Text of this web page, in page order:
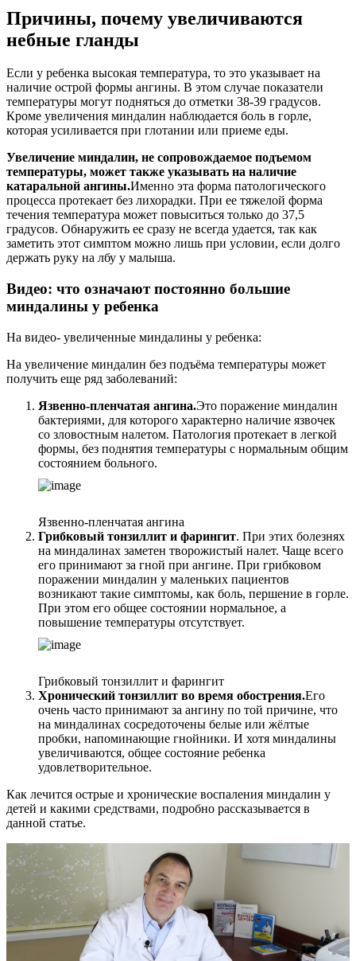
Причины, почему увеличиваются
небные гланды
Если у ребенка высокая температура, то это указывает на
наличие острой формы ангины. В этом случае показатели
температуры могут подняться до отметки 38-39 градусов.
Кроме увеличения миндалин наблюдается боль в горле,
которая усиливается при глотании или приеме еды.
Увеличение миндалин, не сопровождаемое подъемом
температуры, может также указывать на наличие
катаральной ангины.Именно эта форма патологического
процесса протекает без лихорадки. При ее тяжелой форма
течения температура может повыситься только до 37,5
градусов. Обнаружить ее сразу не всегда удается, так как
заметить этот симптом можно лишь при условии, если долго
держать руку на лбу у малыша.
Видео: что означают постоянно большие
миндалины у ребенка
На видео- увеличенные миндалины у ребенка:
На увеличение миндалин без подъёма температуры может
получить еще ряд заболеваний:
Язвенно-пленчатая ангина.Это поражение миндалин
бактериями, для которого характерно наличие язвочек
со зловостным налетом. Патология протекает в легкой
формы, без поднятия температуры с нормальным общим
состоянием больного.
Язвенно-пленчатая ангина
Грибковый тонзиллит и фарингит. При этих болезнях
на миндалинах заметен творожистый налет. Чаще всего
его принимают за гной при ангине. При грибковом
поражении миндалин у маленьких пациентов
возникают такие симптомы, как боль, першение в горле.
При этом его общее состоянии нормальное, а
повышение температуры отсутствует.
Грибковый тонзиллит и фарингит
Хронический тонзиллит во время обострения.Его
очень часто принимают за ангину по той причине, что
на миндалинах сосредоточены белые или жёлтые
пробки, напоминающие гнойники. И хотя миндалины
увеличиваются, общее состояние ребенка
удовлетворительное.
Как лечится острые и хронические воспаления миндалин у
детей и какими средствами, подробно рассказывается в
данной статье.